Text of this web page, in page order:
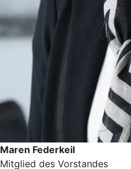
Maren Federkeil
Mitglied des Vorstandes